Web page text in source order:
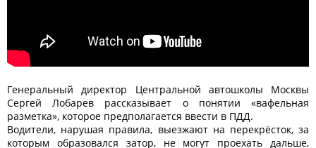
Генеральный директор Центральной автошколы Москвы
Сергей Лобарев рассказывает о понятии «вафельная
разметка», которое предполагается ввести в ПДД.
Водители, нарушая правила, выезжают на перекрёсток, за
которым образовался затор, не могут проехать дальше,